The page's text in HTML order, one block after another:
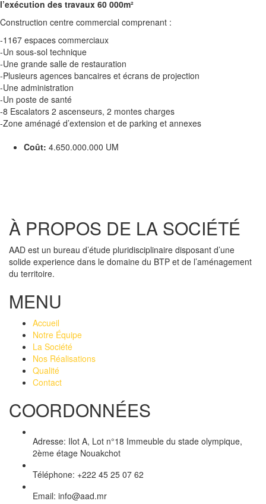
l’exécution des travaux 60 000m²
Construction centre commercial comprenant :
-1167 espaces commerciaux
-Un sous-sol technique
-Une grande salle de restauration
-Plusieurs agences bancaires et écrans de projection
-Une administration
-Un poste de santé
-8 Escalators 2 ascenseurs, 2 montes charges
-Zone aménagé d’extension et de parking et annexes
Coût: 4.650.000.000 UM
À PROPOS DE LA SOCIÉTÉ
AAD est un bureau d’étude pluridisciplinaire disposant d’une
solide experience dans le domaine du BTP et de l’aménagement
du territoire.
MENU
Accueil
Notre Équipe
La Société
Nos Réalisations
Qualité
Contact
COORDONNÉES
Adresse: Ilot A, Lot n°18 Immeuble du stade olympique,
2ème étage Nouakchot
Téléphone: +222 45 25 07 62
Email: info@aad.mr